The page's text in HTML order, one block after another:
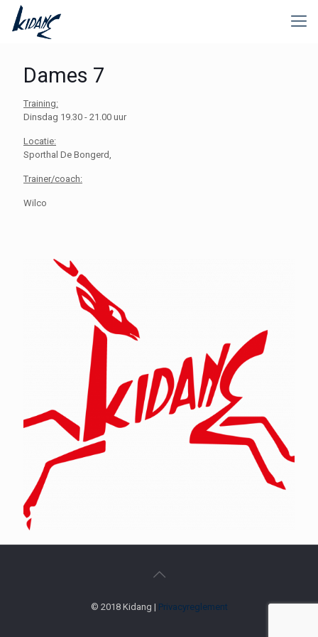
Dames 7
Training:
Dinsdag 19.30 - 21.00 uur
Locatie:
Sporthal De Bongerd,
Trainer/coach:
Wilco
© 2018 Kidang | Privacyreglement